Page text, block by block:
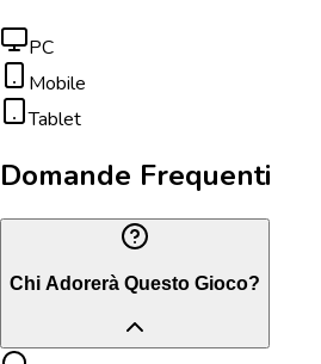
PC
Mobile
Tablet
Domande Frequenti
Chi Adorerà Questo Gioco?